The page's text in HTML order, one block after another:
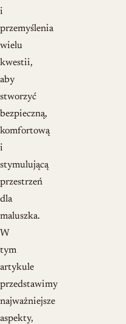
i
przemyślenia
wielu
kwestii,
aby
stworzyć
bezpieczną,
komfortową
i
stymulującą
przestrzeń
dla
maluszka.
W
tym
artykule
przedstawimy
najważniejsze
aspekty,